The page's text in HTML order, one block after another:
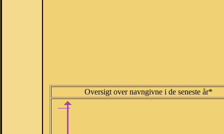
Oversigt over navngivne i de seneste år*